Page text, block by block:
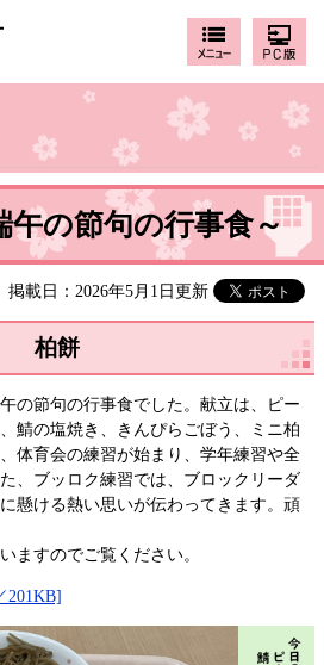
の節句の行事食～
掲載日：2026年5月1日更新
柏餅
の節句の行事食でした。献立は、ピー
鯖の塩焼き、きんぴらごぼう、ミニ柏
体育会の練習が始まり、学年練習や全
、ブッロク練習では、ブロックリーダ
懸ける熱い思いが伝わってきます。頑
ますのでご覧ください。
201KB]